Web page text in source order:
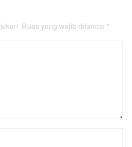
Ruas yang wajib ditandai *